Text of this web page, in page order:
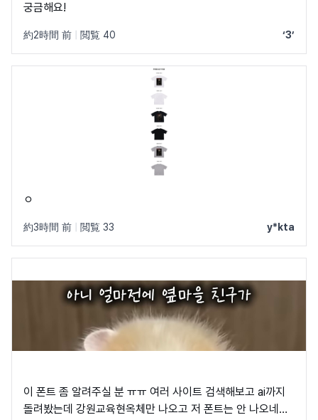
궁금해요!
約2時間 前 閲覧 40 ‘3’
ㅇ
約3時間 前 閲覧 33 y*kta
이 폰트 좀 알려주실 분 ㅠㅠ 여러 사이트 검색해보고 ai까지
돌려봤는데 강원교육현옥체만 나오고 저 폰트는 안 나오네요